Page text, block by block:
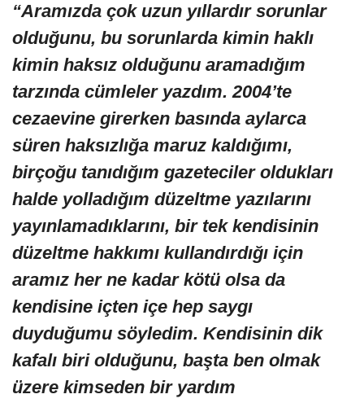
“Aramızda çok uzun yıllardır sorunlar
olduğunu, bu sorunlarda kimin haklı
kimin haksız olduğunu aramadığım
tarzında cümleler yazdım. 2004’te
cezaevine girerken basında aylarca
süren haksızlığa maruz kaldığımı,
birçoğu tanıdığım gazeteciler oldukları
halde yolladığım düzeltme yazılarını
yayınlamadıklarını, bir tek kendisinin
düzeltme hakkımı kullandırdığı için
aramız her ne kadar kötü olsa da
kendisine içten içe hep saygı
duyduğumu söyledim. Kendisinin dik
kafalı biri olduğunu, başta ben olmak
üzere kimseden bir yardım